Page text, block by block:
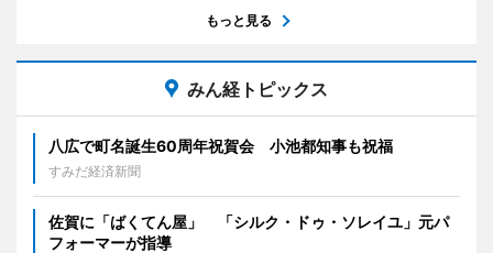
もっと見る
みん経トピックス
八広で町名誕生60周年祝賀会 小池都知事も祝福
すみだ経済新聞
佐賀に「ばくてん屋」 「シルク・ドゥ・ソレイユ」元パ
フォーマーが指導